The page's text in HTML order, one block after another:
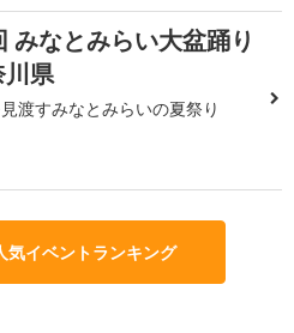
みなとみらい大盆踊り
川県
渡すみなとみらいの夏祭り
気イベントランキング